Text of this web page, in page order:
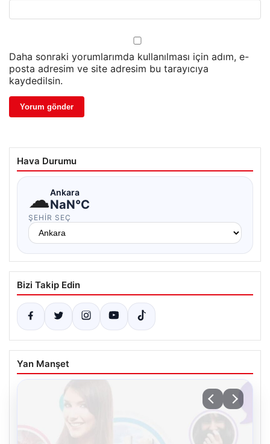
Daha sonraki yorumlarımda kullanılması için adım, e-
posta adresim ve site adresim bu tarayıcıya
kaydedilsin.
Hava Durumu
☁Ankara
NaN°C
ŞEHIR SEÇ
Bizi Takip Edin
Yan Manşet